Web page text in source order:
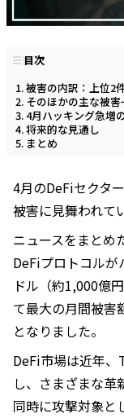
目次
被害の内訳：上位2
そのほかの主な被害
4月ハッキング急増
将来的な見通し
まとめ
4月のDeFiセクタ
被害に見舞われて
ニュースをまとめ
DeFiプロトコル
ドル（約1,000億
て最大の月間被害
となりました。
DeFi市場は近年
し、さまざまな革
同時に攻撃対象と